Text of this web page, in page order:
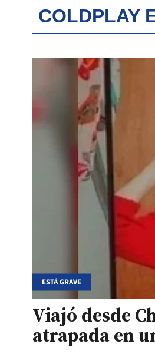
COLDPLAY
ESTÁ GRAVE
Viajó desde
atrapada en